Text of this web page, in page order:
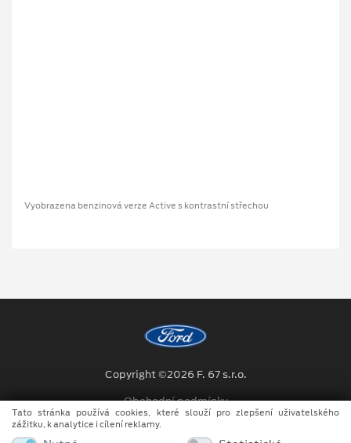
Vyobrazena benzinová verze Active s kontrastní střechou
Copyright ©2026 F. 67 s.r.o.
Obchodní podmínky
Ochrana osobních údajů
Tato stránka používá cookies, které slouží pro zlepšení uživatelského
zážitku, k analytice i cílení reklamy.